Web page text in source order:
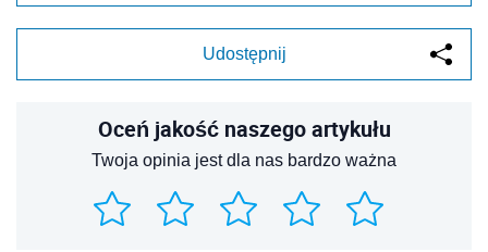
Udostępnij
Oceń jakość naszego artykułu
Twoja opinia jest dla nas bardzo ważna